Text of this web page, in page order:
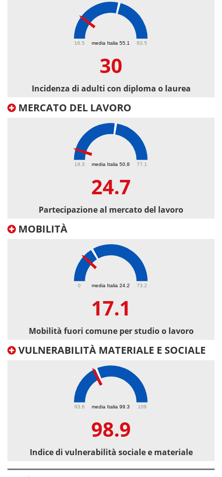
media Italia 55.1
16.5 83.5
30
Incidenza di adulti con diploma o laurea
MERCATO DEL LAVORO
media Italia 50.8
19.3 77.1
24.7
Partecipazione al mercato del lavoro
MOBILITÀ
media Italia 24.2
0 73.2
17.1
Mobilità fuori comune per studio o lavoro
VULNERABILITÀ MATERIALE E SOCIALE
media Italia 99.3
93.6 109
98.9
Indice di vulnerabilità sociale e materiale